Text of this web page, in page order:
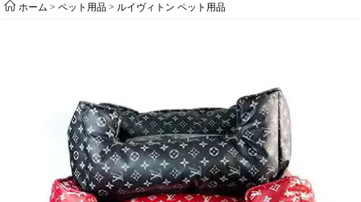
ホーム >ペット用品 > ルイヴィトン ペット用品